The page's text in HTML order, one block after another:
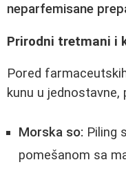
neparfemisane
Prirodni tretmani i
Pored
kunu u
Morska so: Piling
pomešanom sa